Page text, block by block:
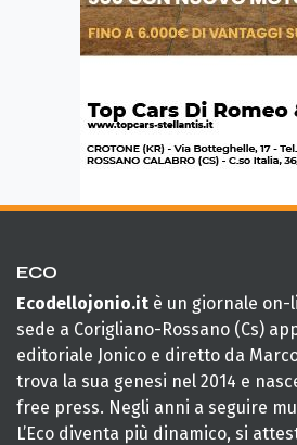
ECO
Ecodellojonio.it è un giornale on-
sede a Corigliano-Rossano (Cs)
editoriale Jonico e diretto da
trova la sua genesi nel 2014 e
free press. Negli anni a seguire
L’Eco diventa più dinamico, si